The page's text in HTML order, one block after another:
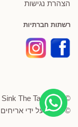
הצהרת נגישות
רשתות חברתיות
© Sink The Tap 2026
© פותח על ידי אריחים